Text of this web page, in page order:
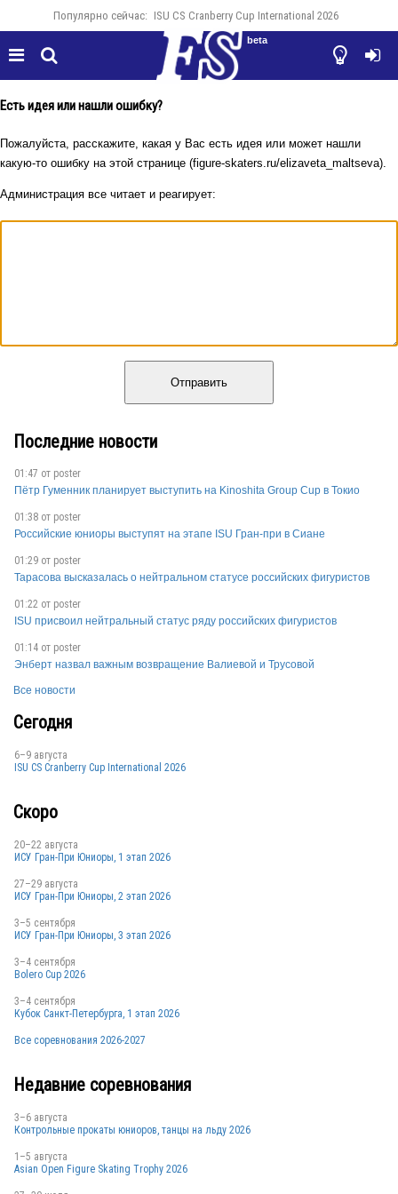
Популярно сейчас: ISU CS Cranberry Cup International 2026
  

beta
Есть идея или нашли ошибку?
Пожалуйста, расскажите, какая у Вас есть идея или может нашли
какую-то ошибку на этой странице (figure-skaters.ru/elizaveta_maltseva).
Администрация все читает и реагирует:
Отправить
Последние новости
01:47 от poster
Пётр Гуменник планирует выступить на Kinoshita Group Cup в Токио
01:38 от poster
Российские юниоры выступят на этапе ISU Гран-при в Сиане
01:29 от poster
Тарасова высказалась о нейтральном статусе российских фигуристов
01:22 от poster
ISU присвоил нейтральный статус ряду российских фигуристов
01:14 от poster
Энберт назвал важным возвращение Валиевой и Трусовой
Все новости
Сегодня
6–9 августа
ISU CS Cranberry Cup International 2026
Скоро
20–22 августа
ИСУ Гран-При Юниоры, 1 этап 2026
27–29 августа
ИСУ Гран-При Юниоры, 2 этап 2026
3–5 сентября
ИСУ Гран-При Юниоры, 3 этап 2026
3–4 сентября
Bolero Cup 2026
3–4 сентября
Кубок Санкт-Петербурга, 1 этап 2026
Все соревнования 2026-2027
Недавние соревнования
3–6 августа
Контрольные прокаты юниоров, танцы на льду 2026
1–5 августа
Asian Open Figure Skating Trophy 2026